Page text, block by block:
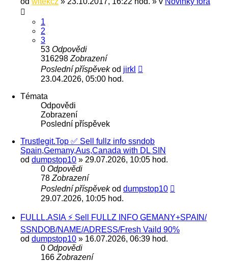
1
2
3
53 Odpovědi
316298 Zobrazení
Poslední příspěvekod jirkl
23.04.2026, 05:00 hod.
Témata
Odpovědi
Zobrazení
Poslední příspěvek
Trustlegit.Top ✅ Sell fullz info ssndob
Spain,Gemany,Aus,Canada with DL SIN
od dumpstop10 » 29.07.2026, 10:05 hod.
0 Odpovědi
78 Zobrazení
Poslední příspěvekod dumpstop10
29.07.2026, 10:05 hod.
FULLL.ASIA ⚡ Sell FULLZ INFO GEMANY+SPAIN/
SSNDOB/NAME/ADRESS/Fresh Vaild 90%
od dumpstop10 » 16.07.2026, 06:39 hod.
0 Odpovědi
166 Zobrazení